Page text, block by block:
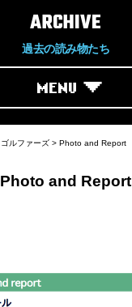
ARCHIVE
過去の読み物たち
MENU
ゴルファーズ > Photo and Report
Photo and Report